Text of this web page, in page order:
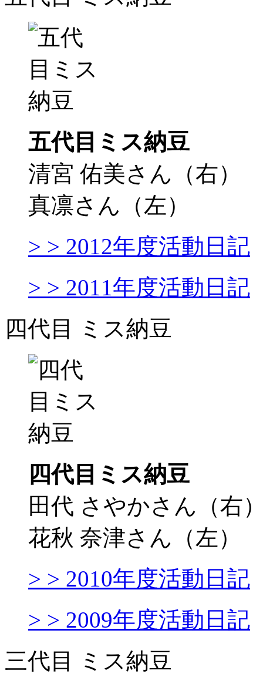
五代目ミス納豆
清宮 佑美さん（右）
真凛さん（左）
> > 2012年度活動日記
> > 2011年度活動日記
四代目 ミス納豆
四代目ミス納豆
田代 さやかさん（右
花秋 奈津さん（左）
> > 2010年度活動日記
> > 2009年度活動日記
三代目 ミス納豆